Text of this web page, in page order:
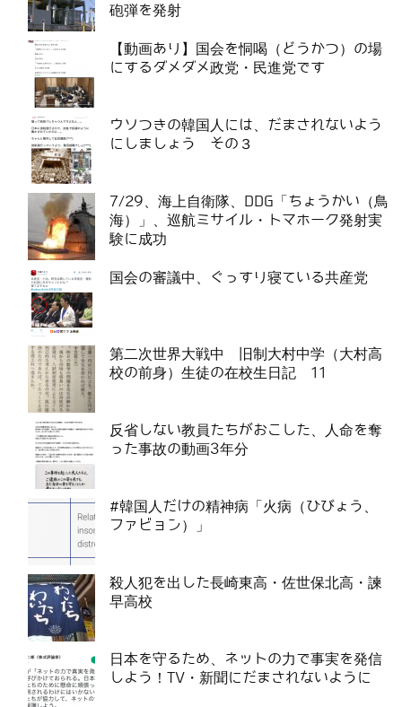
砲弾を発射
【動画あり】国会を恫喝（どうかつ）の場
にするダメダメ政党・民進党です
ウソつきの韓国人には、だまされないよう
にしましょう その３
7/29、海上自衛隊、DDG「ちょうかい（鳥
海）」、巡航ミサイル・トマホーク発射実
験に成功
国会の審議中、ぐっすり寝ている共産党
第二次世界大戦中 旧制大村中学（大村高
校の前身）生徒の在校生日記 11
反省しない教員たちがおこした、人命を奪
った事故の動画3年分
#韓国人だけの精神病「火病（ひびょう、
ファビョン）」
殺人犯を出した長崎東高・佐世保北高・諫
早高校
日本を守るため、ネットの力で事実を発信
しよう！TV・新聞にだまされないように